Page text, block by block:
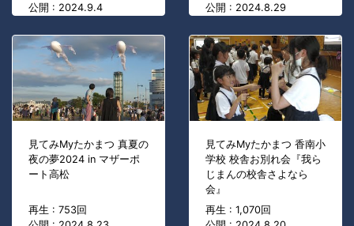
公開 : 2024.9.4
公開 : 2024.8.29
見てみMyたかまつ 真夏の
夜の夢2024 in マザーポ
ート高松
再生 : 753回
見てみMyたかまつ 香南小
学校 校舎お別れ会『我ら
じまんの校舎さよなら
会』
再生 : 1,070回